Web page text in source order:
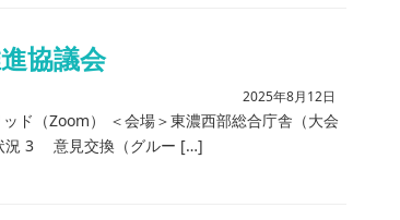
協議会
2025年8月12日
ド（Zoom） ＜会場＞東濃西部総合庁舎（大会
況 3 意見交換（グルー […]